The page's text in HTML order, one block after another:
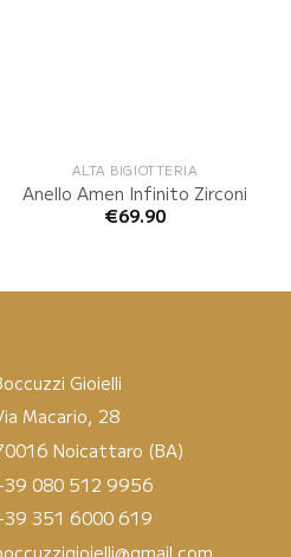
ALTA BIGIOTTERIA
Anello Amen Infinito Zirconi
€69.90
Gioielli
Macario, 28
Noicattaro (BA)
080 512 9956
351 6000 619